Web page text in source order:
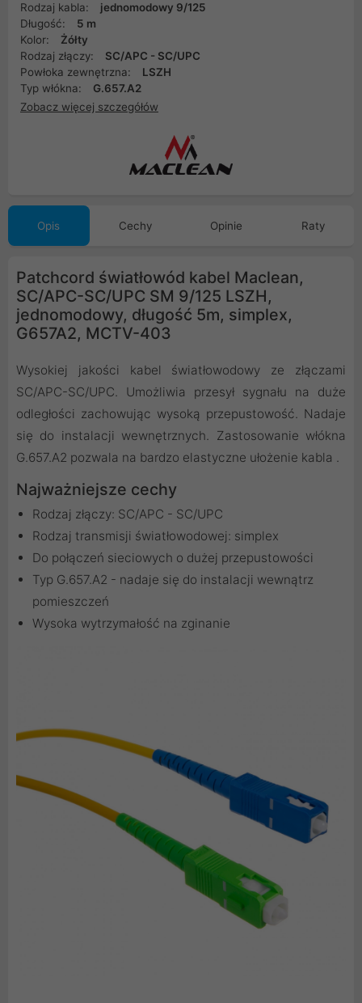
Rodzaj kabla:
jednomodowy 9/125
Długość:
5 m
Kolor:
Żółty
Rodzaj złączy:
SC/APC - SC/UPC
Powłoka zewnętrzna:
LSZH
Typ włókna:
G.657.A2
Zobacz więcej szczegółów
Opis Cechy Opinie Raty
Patchcord światłowód kabel Maclean,
SC/APC-SC/UPC SM 9/125 LSZH,
jednomodowy, długość 5m, simplex,
G657A2, MCTV-403
Wysokiej jakości kabel światłowodowy ze złączami
SC/APC-SC/UPC. Umożliwia przesył sygnału na duże
odległości zachowując wysoką przepustowość. Nadaje
się do instalacji wewnętrznych. Zastosowanie włókna
G.657.A2 pozwala na bardzo elastyczne ułożenie kabla .
Najważniejsze cechy
Rodzaj złączy: SC/APC - SC/UPC
Rodzaj transmisji światłowodowej: simplex
Do połączeń sieciowych o dużej przepustowości
Typ G.657.A2 - nadaje się do instalacji wewnątrz
pomieszczeń
Wysoka wytrzymałość na zginanie